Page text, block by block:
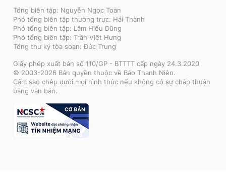
Tổng biên tập: Nguyễn Ngọc Toàn
Phó tổng biên tập thường trực: Hải Thành
Phó tổng biên tập: Lâm Hiếu Dũng
Phó tổng biên tập: Trần Việt Hưng
Tổng thư ký tòa soạn: Đức Trung
Giấy phép xuất bản số 110/GP - BTTTT cấp ngày 24.3.2020
© 2003-2026 Bản quyền thuộc về Báo Thanh Niên.
Cấm sao chép dưới mọi hình thức nếu không có sự chấp thuận
bằng văn bản.